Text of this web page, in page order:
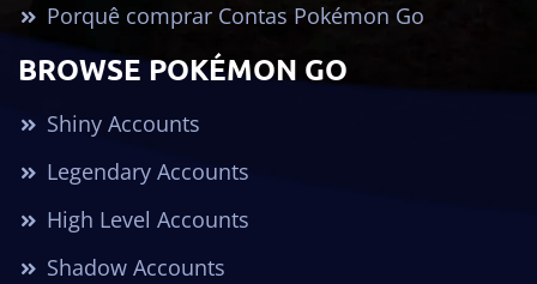
Porquê comprar Contas Pokémon Go
BROWSE POKÉMON GO
Shiny Accounts
Legendary Accounts
High Level Accounts
Shadow Accounts